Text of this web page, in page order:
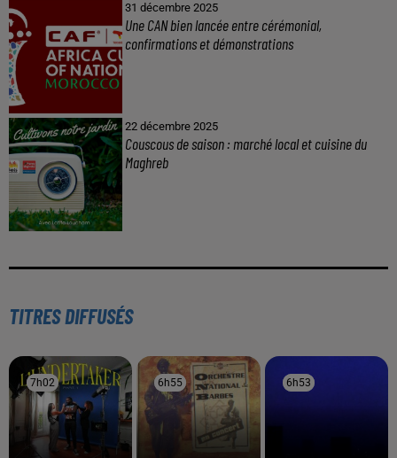
31 décembre 2025
Une CAN bien lancée entre cérémonial,
confirmations et démonstrations
22 décembre 2025
Couscous de saison : marché local et cuisine du
Maghreb
TITRES DIFFUSÉS
7h02
7h02 6h55
6h55 6h53
6h53